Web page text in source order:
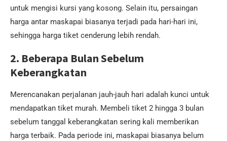
untuk mengisi kursi yang kosong. Selain itu, persaingan
harga antar maskapai biasanya terjadi pada hari-hari ini,
sehingga harga tiket cenderung lebih rendah.
2. Beberapa Bulan Sebelum
Keberangkatan
Merencanakan perjalanan jauh-jauh hari adalah kunci untuk
mendapatkan tiket murah. Membeli tiket 2 hingga 3 bulan
sebelum tanggal keberangkatan sering kali memberikan
harga terbaik. Pada periode ini, maskapai biasanya belum